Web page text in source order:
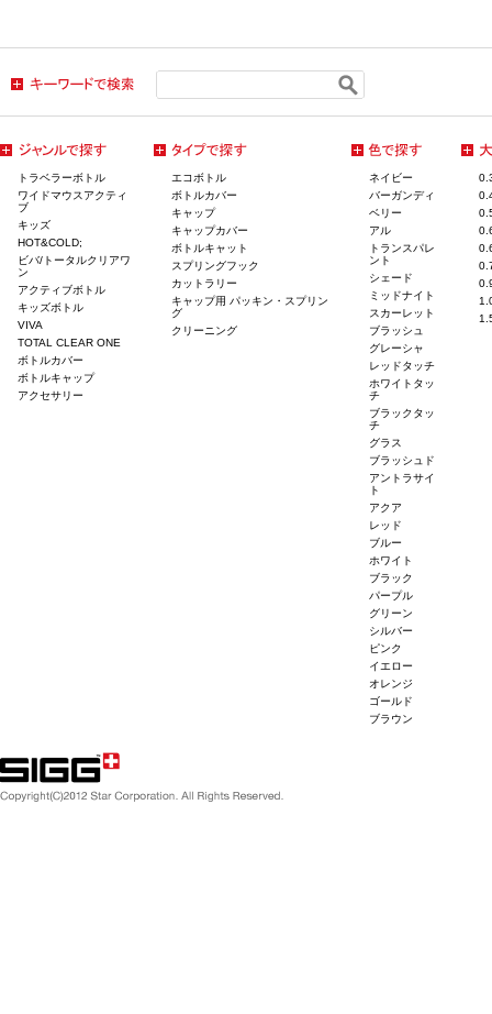
トラベラーボトル
ワイドマウスアクティ
ブ
キッズ
HOT&COLD;
ビバ/トータルクリアワ
ン
アクティブボトル
キッズボトル
VIVA
TOTAL CLEAR ONE
ボトルカバー
ボトルキャップ
アクセサリー
エコボトル
ボトルカバー
キャップ
キャップカバー
ボトルキャット
スプリングフック
カットラリー
キャップ用 パッキン・スプリン
グ
クリーニング
ネイビー
バーガンディ
ベリー
アル
トランスパレ
ント
シェード
ミッドナイト
スカーレット
ブラッシュ
グレーシャ
レッドタッチ
ホワイトタッ
チ
ブラックタッ
チ
グラス
ブラッシュド
アントラサイ
ト
アクア
レッド
ブルー
ホワイト
ブラック
パープル
グリーン
シルバー
ピンク
イエロー
オレンジ
ゴールド
ブラウン